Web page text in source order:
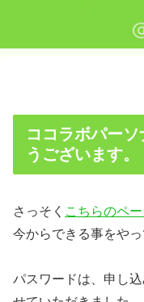
ココラボパー
うございます。
さっそく こちらのペ
今からできる事をやっ
パスワードは、申し